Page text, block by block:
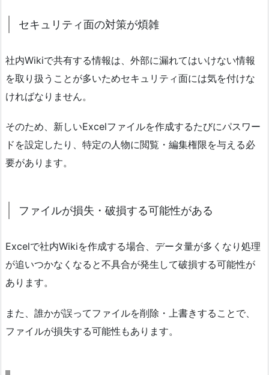
セキュリティ面の対策が煩雑
社内Wikiで共有する情報は、外部に漏れてはいけない情報
を取り扱うことが多いためセキュリティ面には気を付けな
ければなりません。
そのため、新しいExcelファイルを作成するたびにパスワー
ドを設定したり、特定の人物に閲覧・編集権限を与える必
要があります。
ファイルが損失・破損する可能性がある
Excelで社内Wikiを作成する場合、データ量が多くなり処理
が追いつかなくなると不具合が発生して破損する可能性が
あります。
また、誰かが誤ってファイルを削除・上書きすることで、
ファイルが損失する可能性もあります。